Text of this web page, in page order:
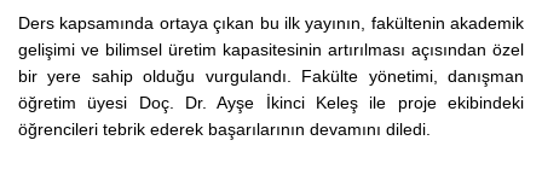
Ders kapsamında ortaya çıkan bu ilk yayının, fakültenin akademik
gelişimi ve bilimsel üretim kapasitesinin artırılması açısından özel
bir yere sahip olduğu vurgulandı. Fakülte yönetimi, danışman
öğretim üyesi Doç. Dr. Ayşe İkinci Keleş ile proje ekibindeki
öğrencileri tebrik ederek başarılarının devamını diledi.